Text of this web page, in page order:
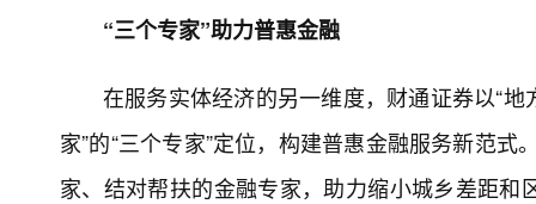
“三个专家”助力普惠金融
在服务实体经济的另一维度，财通证券以“
家”的“三个专家”定位，构建普惠金融服务新范
家、结对帮扶的金融专家，助力缩小城乡差距